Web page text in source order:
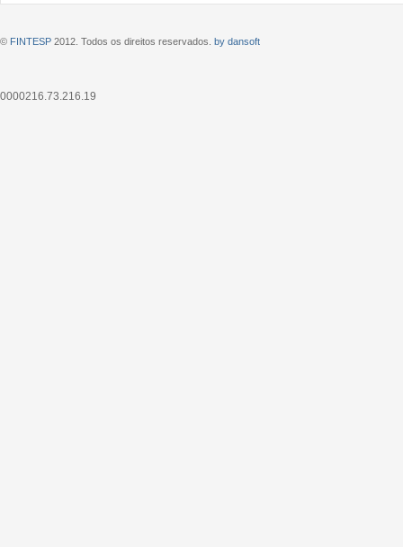
© FINTESP 2012. Todos os direitos reservados. by dansoft
0000216.73.216.19